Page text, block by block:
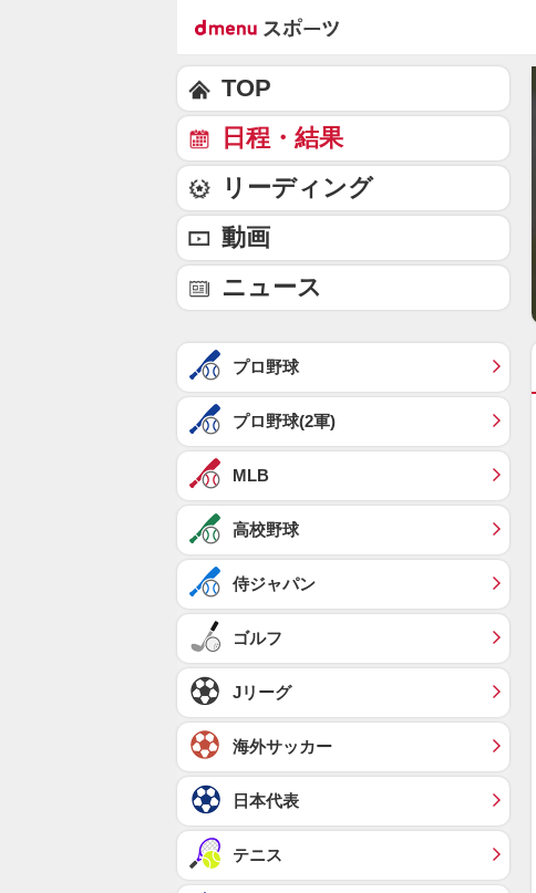
TOP
日程・結果
リーディング
動画
ニュース
プロ野球
プロ野球(2軍)
MLB
高校野球
侍ジャパン
ゴルフ
Jリーグ
海外サッカー
日本代表
テニス